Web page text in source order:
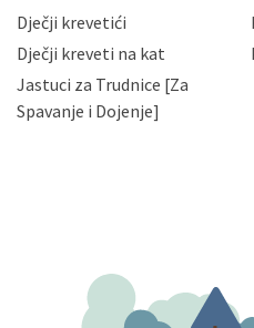
da možete u svako doba,
zatražiti prestanak
podataka. Opoziv privole
gore navedenu adresu ili
Dječji krevetići
Dječji kreveti na kat
Jastuci za Trudnice [Za
Spavanje i Dojenje]